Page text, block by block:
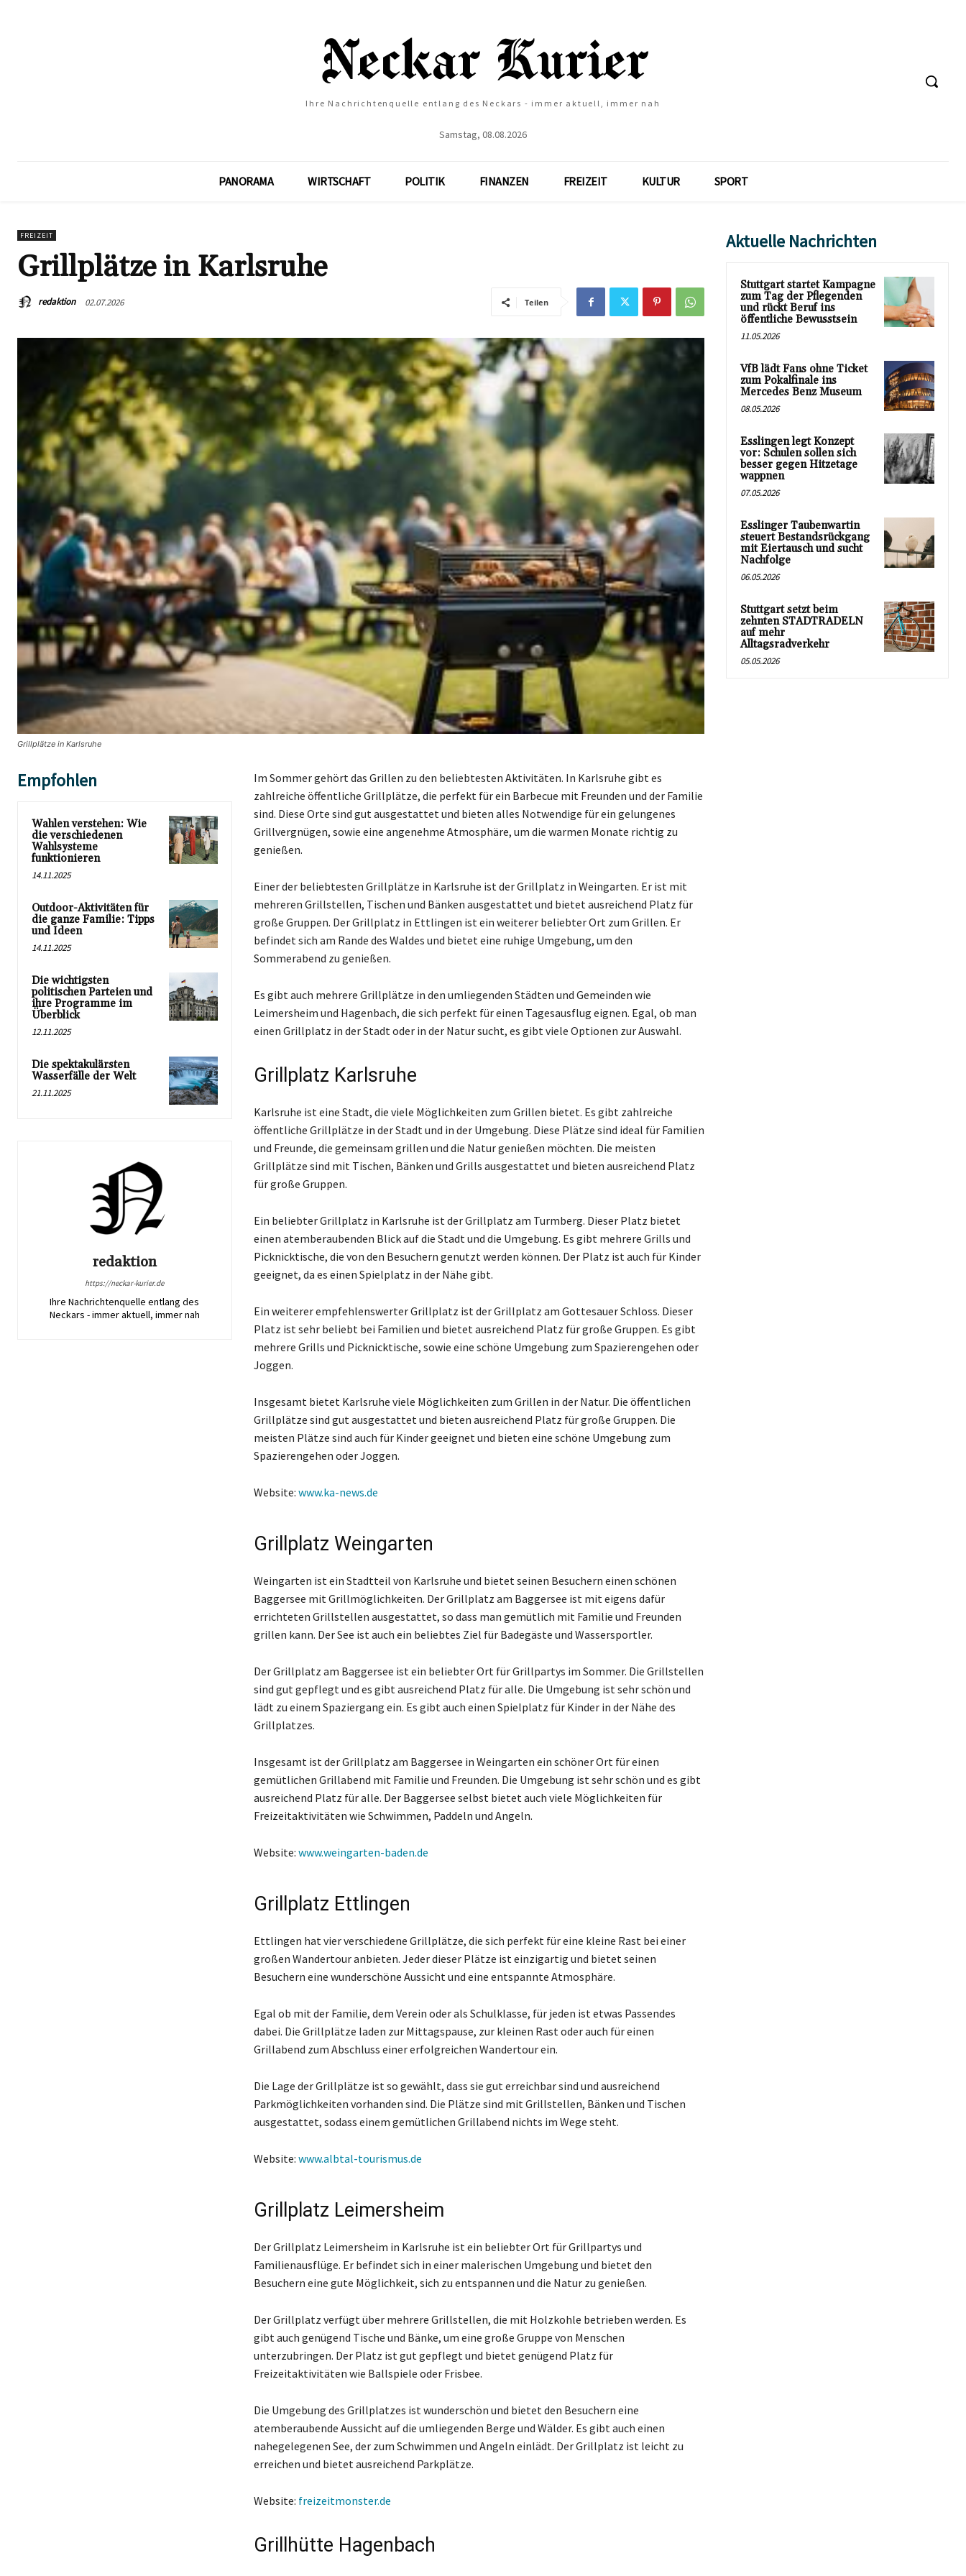
Ihre Nachrichtenquelle entlang des Neckars - immer aktuell, immer nah
Samstag, 08.08.2026
PANORAMA WIRTSCHAFT POLITIK FINANZEN FREIZEIT KULTUR SPORT
FREIZEIT
Grillplätze in Karlsruhe
redaktion 02.07.2026 Teilen
Grillplätze in Karlsruhe
Empfohlen
Wahlen verstehen: Wie
die verschiedenen
Wahlsysteme
funktionieren
14.11.2025
Outdoor-Aktivitäten für
die ganze Familie: Tipps
und Ideen
14.11.2025
Die wichtigsten
politischen Parteien und
ihre Programme im
Überblick
12.11.2025
Die spektakulärsten
Wasserfälle der Welt
21.11.2025
redaktion
https://neckar-kurier.de
Ihre Nachrichtenquelle entlang des
Neckars - immer aktuell, immer nah
Im Sommer gehört das Grillen zu den beliebtesten Aktivitäten. In Karlsruhe gibt es
zahlreiche öffentliche Grillplätze, die perfekt für ein Barbecue mit Freunden und der Familie
sind. Diese Orte sind gut ausgestattet und bieten alles Notwendige für ein gelungenes
Grillvergnügen, sowie eine angenehme Atmosphäre, um die warmen Monate richtig zu
genießen.
Einer der beliebtesten Grillplätze in Karlsruhe ist der Grillplatz in Weingarten. Er ist mit
mehreren Grillstellen, Tischen und Bänken ausgestattet und bietet ausreichend Platz für
große Gruppen. Der Grillplatz in Ettlingen ist ein weiterer beliebter Ort zum Grillen. Er
befindet sich am Rande des Waldes und bietet eine ruhige Umgebung, um den
Sommerabend zu genießen.
Es gibt auch mehrere Grillplätze in den umliegenden Städten und Gemeinden wie
Leimersheim und Hagenbach, die sich perfekt für einen Tagesausflug eignen. Egal, ob man
einen Grillplatz in der Stadt oder in der Natur sucht, es gibt viele Optionen zur Auswahl.
Grillplatz Karlsruhe
Karlsruhe ist eine Stadt, die viele Möglichkeiten zum Grillen bietet. Es gibt zahlreiche
öffentliche Grillplätze in der Stadt und in der Umgebung. Diese Plätze sind ideal für Familien
und Freunde, die gemeinsam grillen und die Natur genießen möchten. Die meisten
Grillplätze sind mit Tischen, Bänken und Grills ausgestattet und bieten ausreichend Platz
für große Gruppen.
Ein beliebter Grillplatz in Karlsruhe ist der Grillplatz am Turmberg. Dieser Platz bietet
einen atemberaubenden Blick auf die Stadt und die Umgebung. Es gibt mehrere Grills und
Picknicktische, die von den Besuchern genutzt werden können. Der Platz ist auch für Kinder
geeignet, da es einen Spielplatz in der Nähe gibt.
Ein weiterer empfehlenswerter Grillplatz ist der Grillplatz am Gottesauer Schloss. Dieser
Platz ist sehr beliebt bei Familien und bietet ausreichend Platz für große Gruppen. Es gibt
mehrere Grills und Picknicktische, sowie eine schöne Umgebung zum Spazierengehen oder
Joggen.
Insgesamt bietet Karlsruhe viele Möglichkeiten zum Grillen in der Natur. Die öffentlichen
Grillplätze sind gut ausgestattet und bieten ausreichend Platz für große Gruppen. Die
meisten Plätze sind auch für Kinder geeignet und bieten eine schöne Umgebung zum
Spazierengehen oder Joggen.
Website: www.ka-news.de
Grillplatz Weingarten
Weingarten ist ein Stadtteil von Karlsruhe und bietet seinen Besuchern einen schönen
Baggersee mit Grillmöglichkeiten. Der Grillplatz am Baggersee ist mit eigens dafür
errichteten Grillstellen ausgestattet, so dass man gemütlich mit Familie und Freunden
grillen kann. Der See ist auch ein beliebtes Ziel für Badegäste und Wassersportler.
Der Grillplatz am Baggersee ist ein beliebter Ort für Grillpartys im Sommer. Die Grillstellen
sind gut gepflegt und es gibt ausreichend Platz für alle. Die Umgebung ist sehr schön und
lädt zu einem Spaziergang ein. Es gibt auch einen Spielplatz für Kinder in der Nähe des
Grillplatzes.
Insgesamt ist der Grillplatz am Baggersee in Weingarten ein schöner Ort für einen
gemütlichen Grillabend mit Familie und Freunden. Die Umgebung ist sehr schön und es gibt
ausreichend Platz für alle. Der Baggersee selbst bietet auch viele Möglichkeiten für
Freizeitaktivitäten wie Schwimmen, Paddeln und Angeln.
Website: www.weingarten-baden.de
Grillplatz Ettlingen
Ettlingen hat vier verschiedene Grillplätze, die sich perfekt für eine kleine Rast bei einer
großen Wandertour anbieten. Jeder dieser Plätze ist einzigartig und bietet seinen
Besuchern eine wunderschöne Aussicht und eine entspannte Atmosphäre.
Egal ob mit der Familie, dem Verein oder als Schulklasse, für jeden ist etwas Passendes
dabei. Die Grillplätze laden zur Mittagspause, zur kleinen Rast oder auch für einen
Grillabend zum Abschluss einer erfolgreichen Wandertour ein.
Die Lage der Grillplätze ist so gewählt, dass sie gut erreichbar sind und ausreichend
Parkmöglichkeiten vorhanden sind. Die Plätze sind mit Grillstellen, Bänken und Tischen
ausgestattet, sodass einem gemütlichen Grillabend nichts im Wege steht.
Website: www.albtal-tourismus.de
Grillplatz Leimersheim
Der Grillplatz Leimersheim in Karlsruhe ist ein beliebter Ort für Grillpartys und
Familienausflüge. Er befindet sich in einer malerischen Umgebung und bietet den
Besuchern eine gute Möglichkeit, sich zu entspannen und die Natur zu genießen.
Der Grillplatz verfügt über mehrere Grillstellen, die mit Holzkohle betrieben werden. Es
gibt auch genügend Tische und Bänke, um eine große Gruppe von Menschen
unterzubringen. Der Platz ist gut gepflegt und bietet genügend Platz für
Freizeitaktivitäten wie Ballspiele oder Frisbee.
Die Umgebung des Grillplatzes ist wunderschön und bietet den Besuchern eine
atemberaubende Aussicht auf die umliegenden Berge und Wälder. Es gibt auch einen
nahegelegenen See, der zum Schwimmen und Angeln einlädt. Der Grillplatz ist leicht zu
erreichen und bietet ausreichend Parkplätze.
Website: freizeitmonster.de
Grillhütte Hagenbach
Aktuelle Nachrichten
Stuttgart startet Kampagne
zum Tag der Pflegenden
und rückt Beruf ins
öffentliche Bewusstsein
11.05.2026
VfB lädt Fans ohne Ticket
zum Pokalfinale ins
Mercedes Benz Museum
08.05.2026
Esslingen legt Konzept
vor: Schulen sollen sich
besser gegen Hitzetage
wappnen
07.05.2026
Esslinger Taubenwartin
steuert Bestandsrückgang
mit Eiertausch und sucht
Nachfolge
06.05.2026
Stuttgart setzt beim
zehnten STADTRADELN
auf mehr
Alltagsradverkehr
05.05.2026